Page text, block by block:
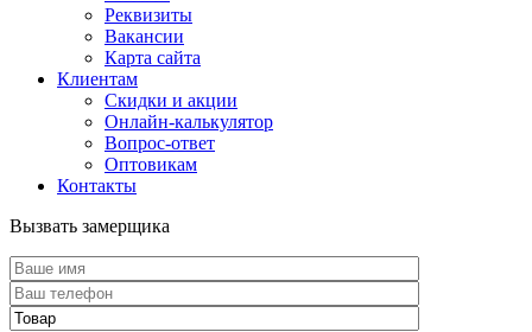
Реквизиты
Вакансии
Карта сайта
Клиентам
Скидки и акции
Онлайн-калькулятор
Вопрос-ответ
Оптовикам
Контакты
Вызвать замерщика